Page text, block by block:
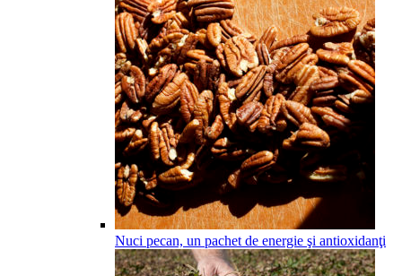
Nuci pecan, un pachet de energie şi antioxidanţi